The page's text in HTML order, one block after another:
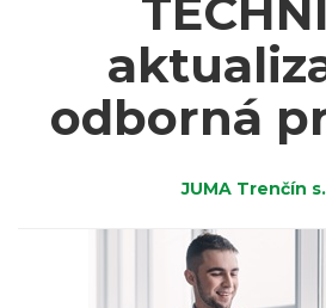
odborná
JUMA Trenčín